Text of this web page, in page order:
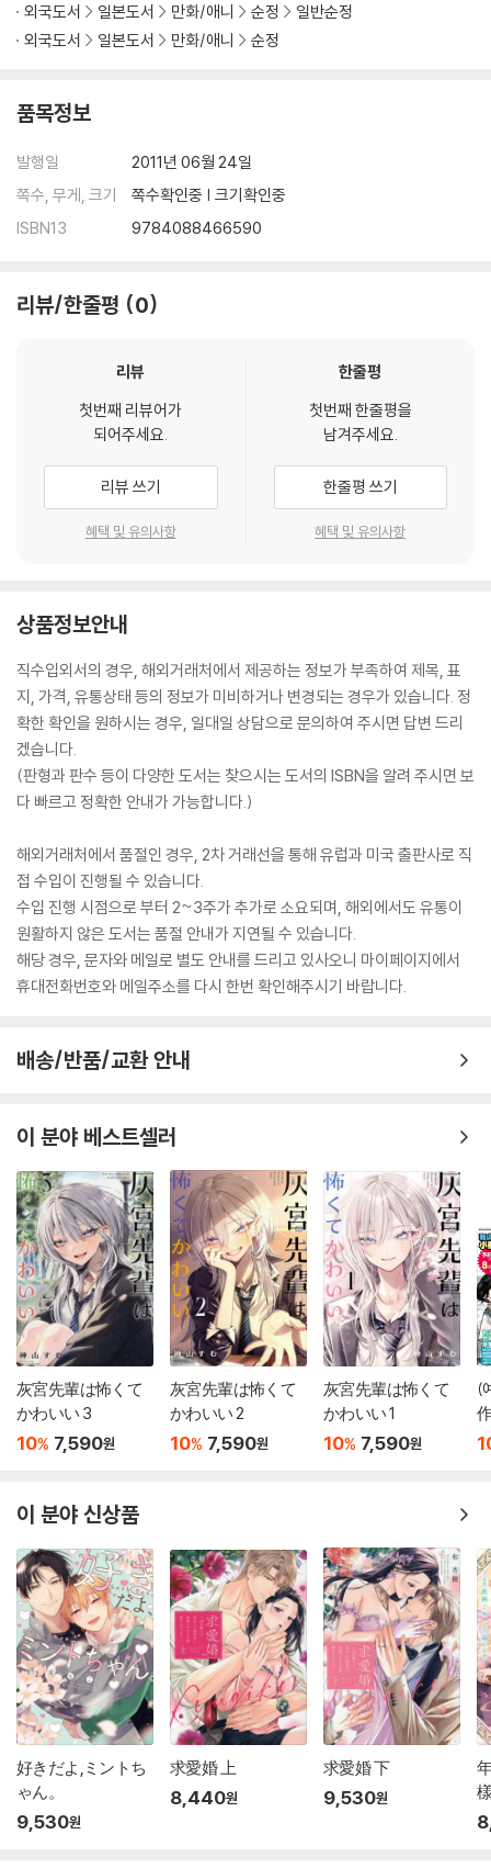
외국도서 일본도서 만화/애니 순정
일반순정
외국도서
일본도서 만화/애니 순정
품목정보
발행일
2011년 06월 24일
쪽수, 무게, 크기
쪽수확인중 | 크기확인중
ISBN13
9784088466590
리뷰/한줄평 0
리뷰
첫번째 리뷰어가
되어주세요.
리뷰 쓰기
혜택 및 유의사항
한줄평
첫번째 한줄평을
남겨주세요.
한줄평 쓰기
혜택 및 유의사항
상품정보안내
직수입외서의 경우, 해외거래처에서 제공하는 정보가 부족하여 제목, 표
지, 가격, 유통상태 등의 정보가 미비하거나 변경되는 경우가 있습니다. 정
확한 확인을 원하시는 경우, 일대일 상담으로 문의하여 주시면 답변 드리
겠습니다.
(판형과 판수 등이 다양한 도서는 찾으시는 도서의 ISBN을 알려 주시면 보
다 빠르고 정확한 안내가 가능합니다.)
해외거래처에서 품절인 경우, 2차 거래선을 통해 유럽과 미국 출판사로 직
접 수입이 진행될 수 있습니다.
수입 진행 시점으로 부터 2~3주가 추가로 소요되며, 해외에서도 유통이
원활하지 않은 도서는 품절 안내가 지연될 수 있습니다.
해당 경우, 문자와 메일로 별도 안내를 드리고 있사오니 마이페이지에서
휴대전화번호와 메일주소를 다시 한번 확인해주시기 바랍니다.
배송/반품/교환 안내
이 분야 베스트셀러
灰宮先輩は怖くて
かわいい 3
10% 7,590원
灰宮先輩は怖くて
かわいい 2
10% 7,590원
灰宮先輩は怖くて
かわいい 1
10% 7,590원
(
이 분야 신상품
好きだよ,ミントち
ゃん。
9,530원
求愛婚 上
8,440원
求愛婚 下
9,530원